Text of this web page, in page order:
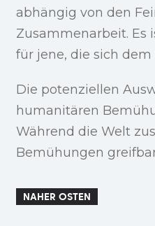
abhängig von den
Zusammenarbeit. Es
für jene, die sich
Die potenziellen
humanitären
Während die Welt
Bemühungen
NAHER OSTEN